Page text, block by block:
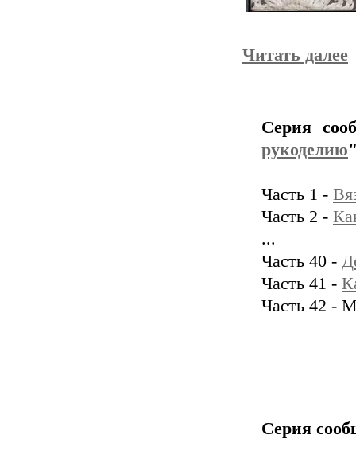
Читать далее
Серия
рукоделию
Часть 1 -
Часть 2 -
...
Часть 40 -
Часть 41 -
Часть 42 -
Серия